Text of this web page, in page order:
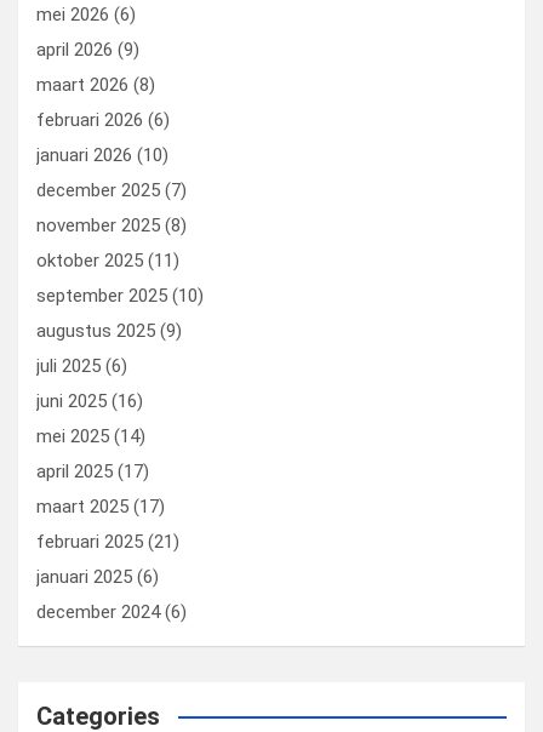
mei 2026 (6)
april 2026 (9)
maart 2026 (8)
februari 2026 (6)
januari 2026 (10)
december 2025 (7)
november 2025 (8)
oktober 2025 (11)
september 2025 (10)
augustus 2025 (9)
juli 2025 (6)
juni 2025 (16)
mei 2025 (14)
april 2025 (17)
maart 2025 (17)
februari 2025 (21)
januari 2025 (6)
december 2024(6)
Categories